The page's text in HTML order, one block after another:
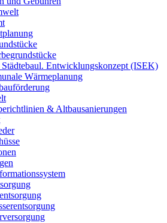
Städtebaul. Entwicklungskonzept (ISEK)
Wärmeplanung
& Altbausanierungen